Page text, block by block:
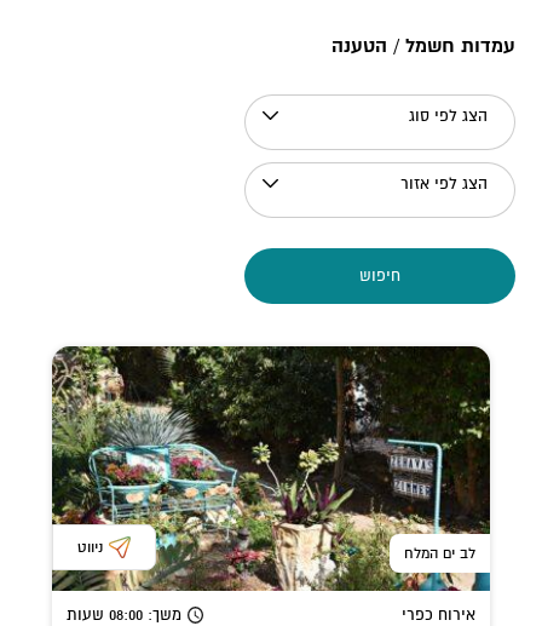
עמדות חשמל / הטענה
הצג לפי סוג
הצג לפי אזור
חיפוש
לב ים המלח ניווט
אירוח כפרי משך: 08:00 שעות